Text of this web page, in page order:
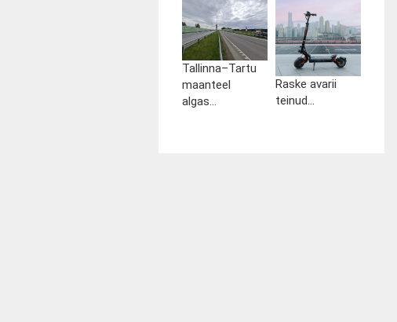
Tallinna–Tartu
maanteel
algas...
Raske avarii
teinud...